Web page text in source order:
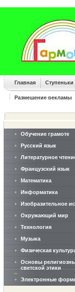
Главная Ступеньки
Размещение рекламы
Обучение грамоте
Русский язык
Литературное
Французский язык
Математика
Информатика
Изобразительное
Окружающий мир
Технология
Музыка
Физическая
Основы
светской этики
Электронные